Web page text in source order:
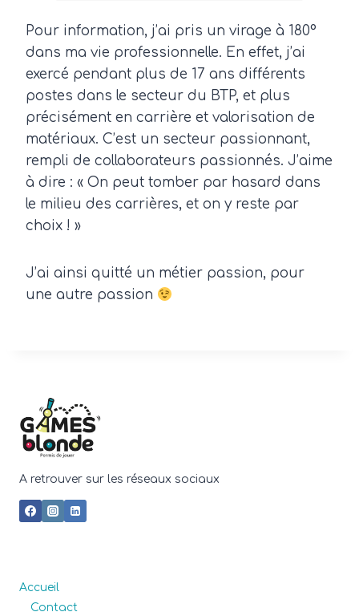
Pour information, j’ai pris un virage à 180°
dans ma vie professionnelle. En effet, j’ai
exercé pendant plus de 17 ans différents
postes dans le secteur du BTP, et plus
précisément en carrière et valorisation de
matériaux. C’est un secteur passionnant,
rempli de collaborateurs passionnés. J’aime
à dire : « On peut tomber par hasard dans
le milieu des carrières, et on y reste par
choix ! »
J’ai ainsi quitté un métier passion, pour
une autre passion
A retrouver sur les réseaux sociaux
Accueil
Contact